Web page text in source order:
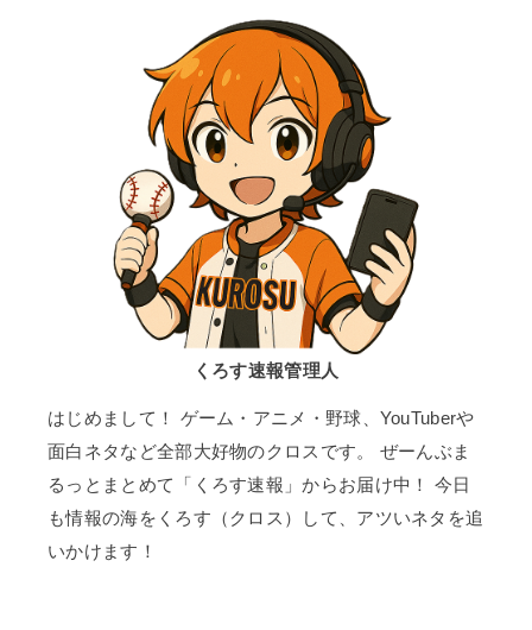
くろす速報管理人
はじめまして！ ゲーム・アニメ・野球、YouTuberや
面白ネタなど全部大好物のクロスです。 ぜーんぶま
るっとまとめて「くろす速報」からお届け中！ 今日
も情報の海をくろす（クロス）して、アツいネタを追
いかけます！